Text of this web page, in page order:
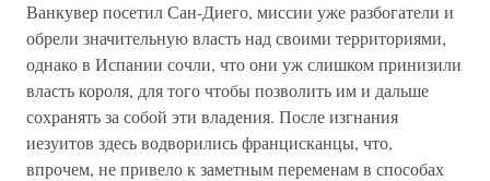
Ванкувер посетил Сан-Диего, миссии уже разбогатели и
обрели значительную власть над своими территориями,
однако в Испании сочли, что они уж слишком принизили
власть короля, для того чтобы позволить им и дальше
сохранять за собой эти владения. После изгнания
иезуитов здесь водворились францисканцы, что,
впрочем, не привело к заметным переменам в способах